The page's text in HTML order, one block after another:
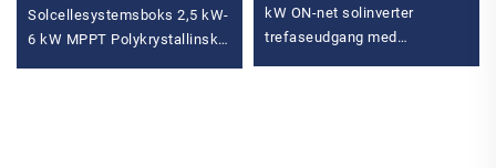
Solcellesystemsboks 2,5 kW-
6 kW MPPT Polykrystallinsk
kW ON-net solinverter
trefaseudgang med